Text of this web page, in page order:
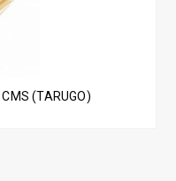
(TARUGO)